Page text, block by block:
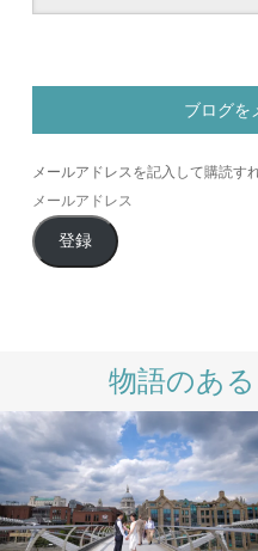
ブログを
メールアドレスを記入して購読す
メ
ー
ル
登録
物語のある